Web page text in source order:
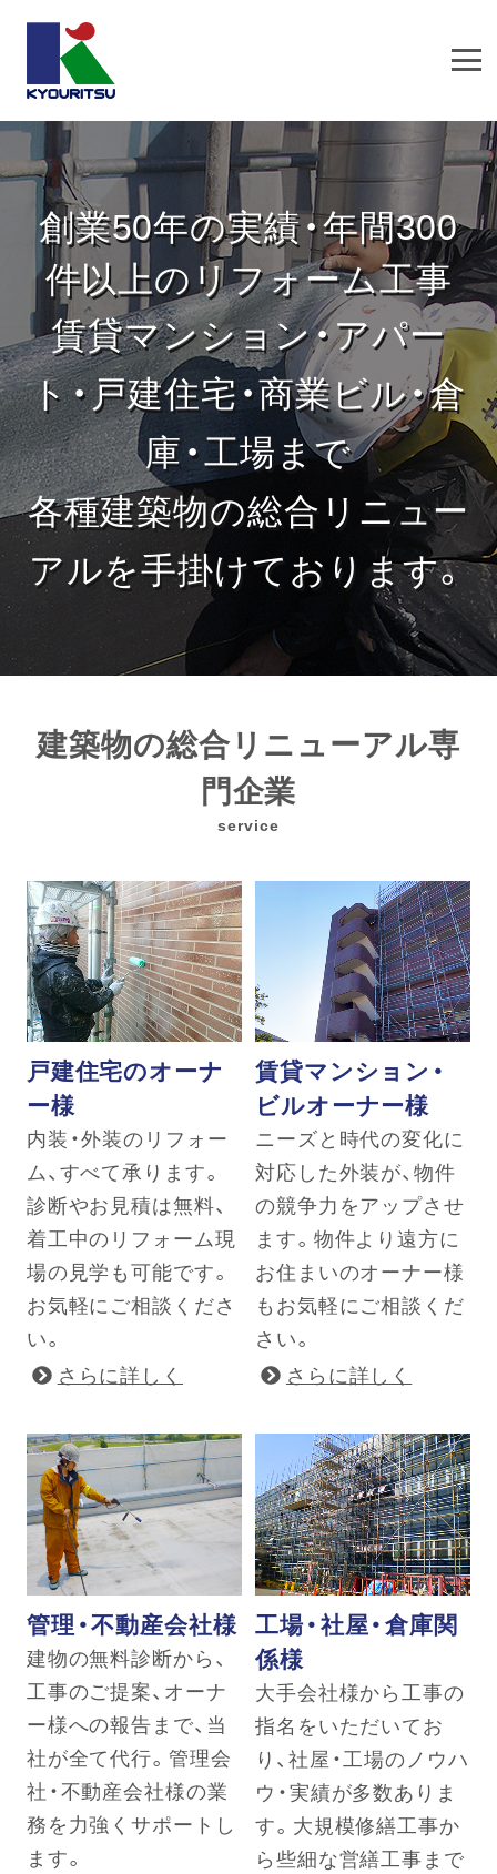
創業50年の実績・年間300
件以上のリフォーム工事
賃貸マンション・アパー
ト・戸建住宅・商業ビル・倉
庫・工場まで
各種建築物の総合リニュー
アルを手掛けております。
建築物の総合リニューアル専
門企業
service
戸建住宅のオーナ
ー様
内装・外装のリフォー
ム、すべて承ります。
診断やお見積は無料、
着工中のリフォーム現
場の見学も可能です。
お気軽にご相談くださ
い。
さらに詳しく
賃貸マンション・
ビルオーナー様
ニーズと時代の変化に
対応した外装が、物件
の競争力をアップさせ
ます。物件より遠方に
お住まいのオーナー様
もお気軽にご相談くだ
さい。
さらに詳しく
管理・不動産会社様
建物の無料診断から、
工事のご提案、オーナ
ー様への報告まで、当
社が全て代行。管理会
社・不動産会社様の業
務を力強くサポートし
ます。
工場・社屋・倉庫関
係様
大手会社様から工事の
指名をいただいてお
り、社屋・工場のノウハ
ウ・実績が多数ありま
す。大規模修繕工事か
ら些細な営繕工事まで